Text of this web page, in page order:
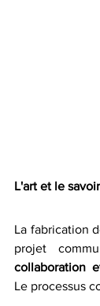
L'art et le
La fabrication
projet
collaboration
Le processus